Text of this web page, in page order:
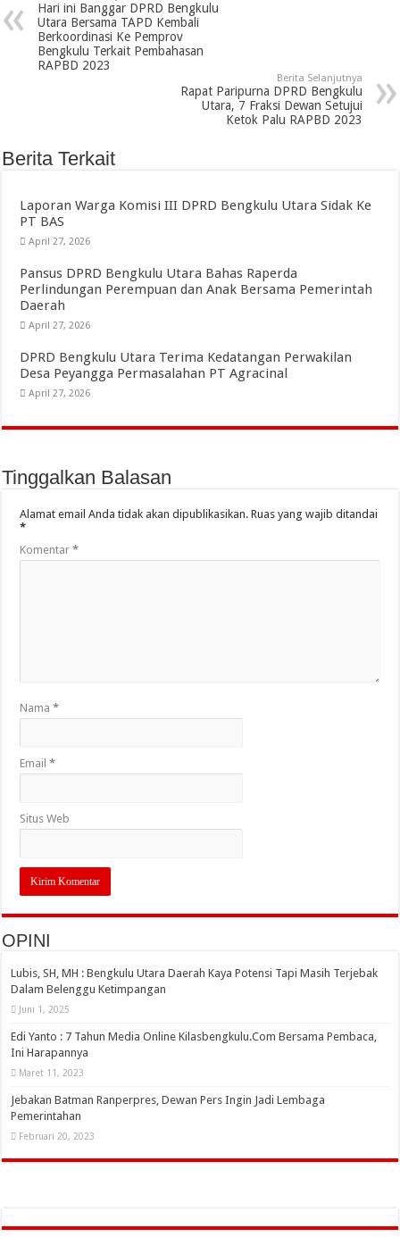
Hari ini Banggar DPRD Bengkulu
Utara Bersama TAPD Kembali
Berkoordinasi Ke Pemprov
Bengkulu Terkait Pembahasan
RAPBD 2023
Berita Selanjutnya
Rapat Paripurna DPRD Bengkulu
Utara, 7 Fraksi Dewan Setujui
Ketok Palu RAPBD 2023
Berita Terkait
Laporan Warga Komisi III DPRD Bengkulu Utara Sidak Ke
PT BAS
April 27, 2026
Pansus DPRD Bengkulu Utara Bahas Raperda
Perlindungan Perempuan dan Anak Bersama Pemerintah
Daerah
April 27, 2026
DPRD Bengkulu Utara Terima Kedatangan Perwakilan
Desa Peyangga Permasalahan PT Agracinal
April 27, 2026
Tinggalkan Balasan
Alamat email Anda tidak akan dipublikasikan. Ruas yang wajib ditandai
*
Komentar*
Nama*
Email*
Situs Web
OPINI
Lubis, SH, MH : Bengkulu Utara Daerah Kaya Potensi Tapi Masih Terjebak
Dalam Belenggu Ketimpangan
Juni 1, 2025
Edi Yanto : 7 Tahun Media Online Kilasbengkulu.Com Bersama Pembaca,
Ini Harapannya
Maret 11, 2023
Jebakan Batman Ranperpres, Dewan Pers Ingin Jadi Lembaga
Pemerintahan
Februari 20, 2023